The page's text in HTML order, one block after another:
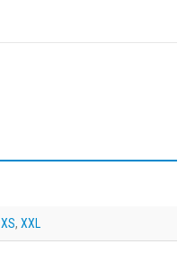
XS, XXL